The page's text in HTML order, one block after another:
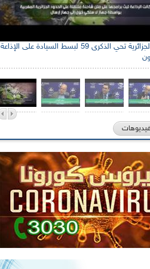
الإذاعة الجزائرية تحي الذكرى 59 لبسط السيادة على الإذاعة